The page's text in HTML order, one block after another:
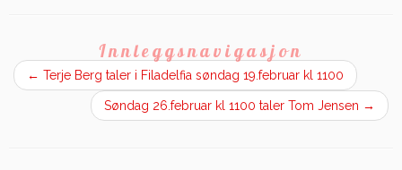
Innleggsnavigasjon
← Terje Berg taler i Filadelfia søndag 19.februar kl 1100
Søndag 26.februar kl 1100 taler Tom Jensen →